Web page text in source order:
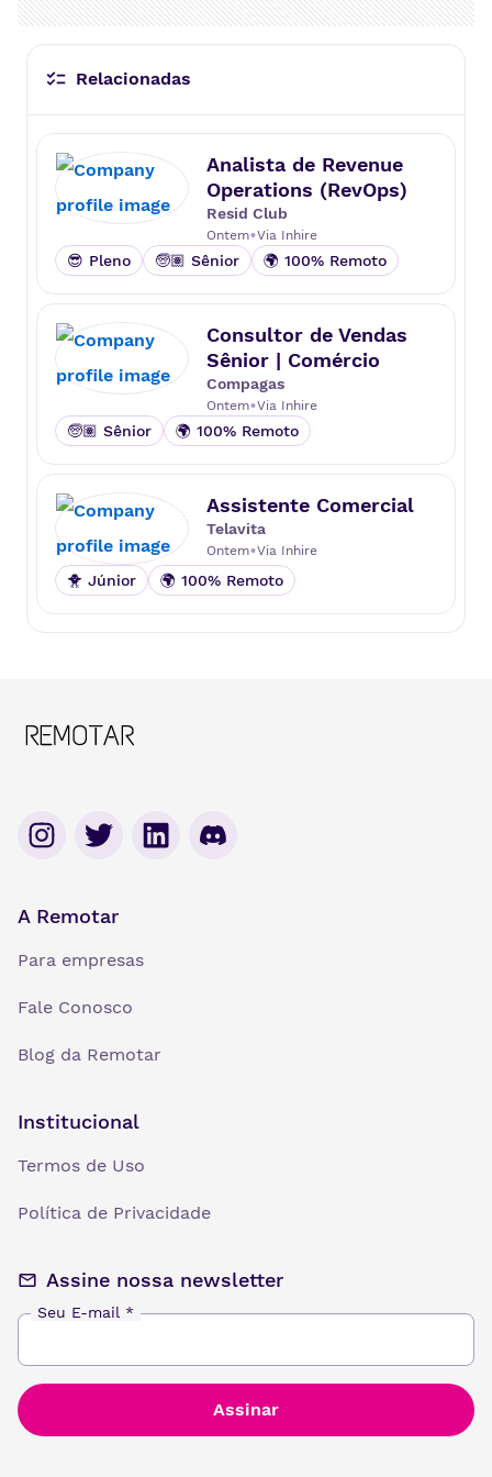
Relacionadas
Analista de Revenue
Operations (RevOps)
Resid Club
Ontem•Via Inhire
😎 Pleno 🧓🏽 Sênior 🌍 100% Remoto
Consultor de Vendas
Sênior | Comércio
Compagas
Ontem•Via Inhire
🧓🏽 Sênior 🌍 100% Remoto
Assistente Comercial
Telavita
Ontem•Via Inhire
🐥 Júnior 🌍 100% Remoto
A Remotar
Para empresas
Fale Conosco
Blog da Remotar
Institucional
Termos de Uso
Política de Privacidade
Assine nossa newsletter
Seu E-mail *